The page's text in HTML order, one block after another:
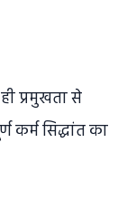
प्रमुखता से
कर्म सिद्धांत का